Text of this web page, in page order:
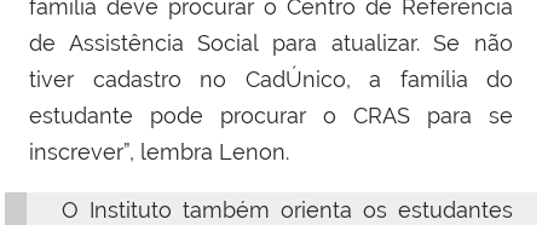
família deve procurar o Centro de Referência
de Assistência Social para atualizar. Se não
tiver cadastro no CadÚnico, a família do
estudante pode procurar o CRAS para se
inscrever”, lembra Lenon.
O Instituto também orienta os estudantes